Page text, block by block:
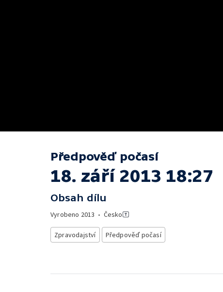
Předpověď počasí
18. září 2013 18:27
Obsah dílu
Vyrobeno 2013 • Česko
Zpravodajství Předpověď počasí